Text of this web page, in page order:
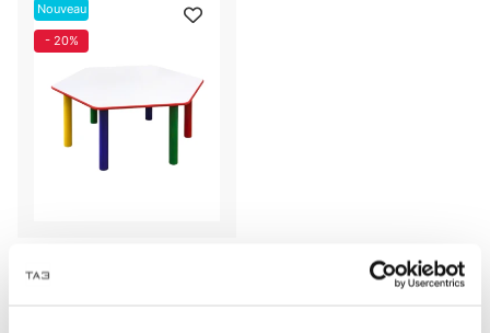
Nouveau
- 20%
Table HEXAGONALE